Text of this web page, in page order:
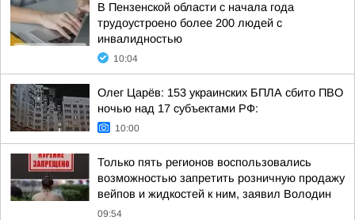
В Пензенской области с начала года
трудоустроено более 200 людей с
инвалидностью
10:04
Олег Царёв: 153 украинских БПЛА сбито ПВО
ночью над 17 субъектами РФ:
10:00
Только пять регионов воспользовались
возможностью запретить розничную продажу
вейпов и жидкостей к ним, заявил Володин
09:54